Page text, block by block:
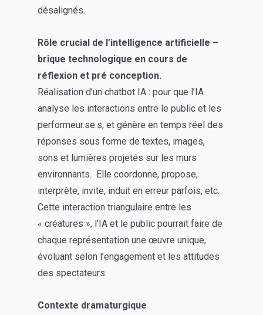
désalignés.
Rôle crucial de l’intelligence artificielle –
brique technologique en cours de
réflexion et pré conception.
Réalisation d’un chatbot IA : pour que l’IA
analyse les interactions entre le public et les
performeur.se.s, et génère en temps réel des
réponses sous forme de textes, images,
sons et lumières projetés sur les murs
environnants. Elle coordonne, propose,
interprète, invite, induit en erreur parfois, etc.
Cette interaction triangulaire entre les
« créatures », l’IA et le public pourrait faire de
chaque représentation une œuvre unique,
évoluant selon l’engagement et les attitudes
des spectateurs.
Contexte dramaturgique